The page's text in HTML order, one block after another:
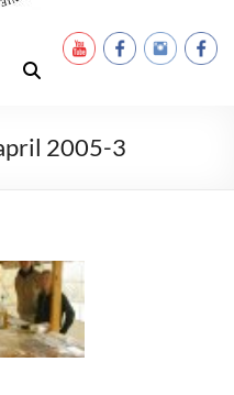
Glavarja
2005-3